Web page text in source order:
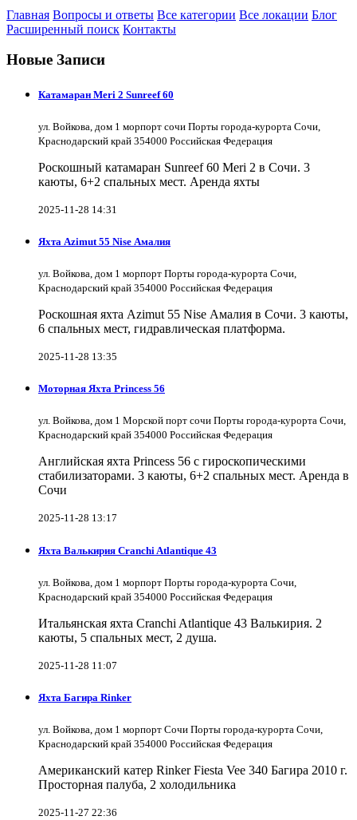
Главная Вопросы и ответы Все категории Все локации Блог
Расширенный поиск Контакты
Новые Записи
Катамаран Meri 2 Sunreef 60
ул. Войкова, дом 1 морпорт сочи Порты города-курорта Сочи,
Краснодарский край 354000 Российская Федерация
Роскошный катамаран Sunreef 60 Meri 2 в Сочи. 3
каюты, 6+2 спальных мест. Аренда яхты
2025-11-28 14:31
Яхта Azimut 55 Nise Амалия
ул. Войкова, дом 1 морпорт Порты города-курорта Сочи,
Краснодарский край 354000 Российская Федерация
Роскошная яхта Azimut 55 Nise Амалия в Сочи. 3 каюты,
6 спальных мест, гидравлическая платформа.
2025-11-28 13:35
Моторная Яхта Princess 56
ул. Войкова, дом 1 Морской порт сочи Порты города-курорта Сочи,
Краснодарский край 354000 Российская Федерация
Английская яхта Princess 56 с гироскопическими
стабилизаторами. 3 каюты, 6+2 спальных мест. Аренда в
Сочи
2025-11-28 13:17
Яхта Валькирия Cranchi Atlantique 43
ул. Войкова, дом 1 морпорт Порты города-курорта Сочи,
Краснодарский край 354000 Российская Федерация
Итальянская яхта Cranchi Atlantique 43 Валькирия. 2
каюты, 5 спальных мест, 2 душа.
2025-11-28 11:07
Яхта Багира Rinker
ул. Войкова, дом 1 морпорт Сочи Порты города-курорта Сочи,
Краснодарский край 354000 Российская Федерация
Американский катер Rinker Fiesta Vee 340 Багира 2010 г.
Просторная палуба, 2 холодильника
2025-11-27 22:36